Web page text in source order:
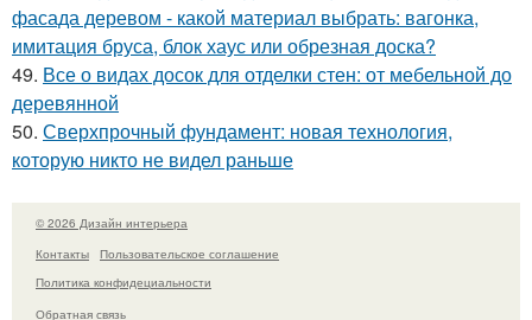
фасада деревом - какой материал выбрать: вагонка,
имитация бруса, блок хаус или обрезная доска?
49. Все о видах досок для отделки стен: от мебельной до
деревянной
50. Сверхпрочный фундамент: новая технология,
которую никто не видел раньше
© 2026 Дизайн интерьера
Контакты
Пользовательское соглашение
Политика конфидециальности
Обратная связь